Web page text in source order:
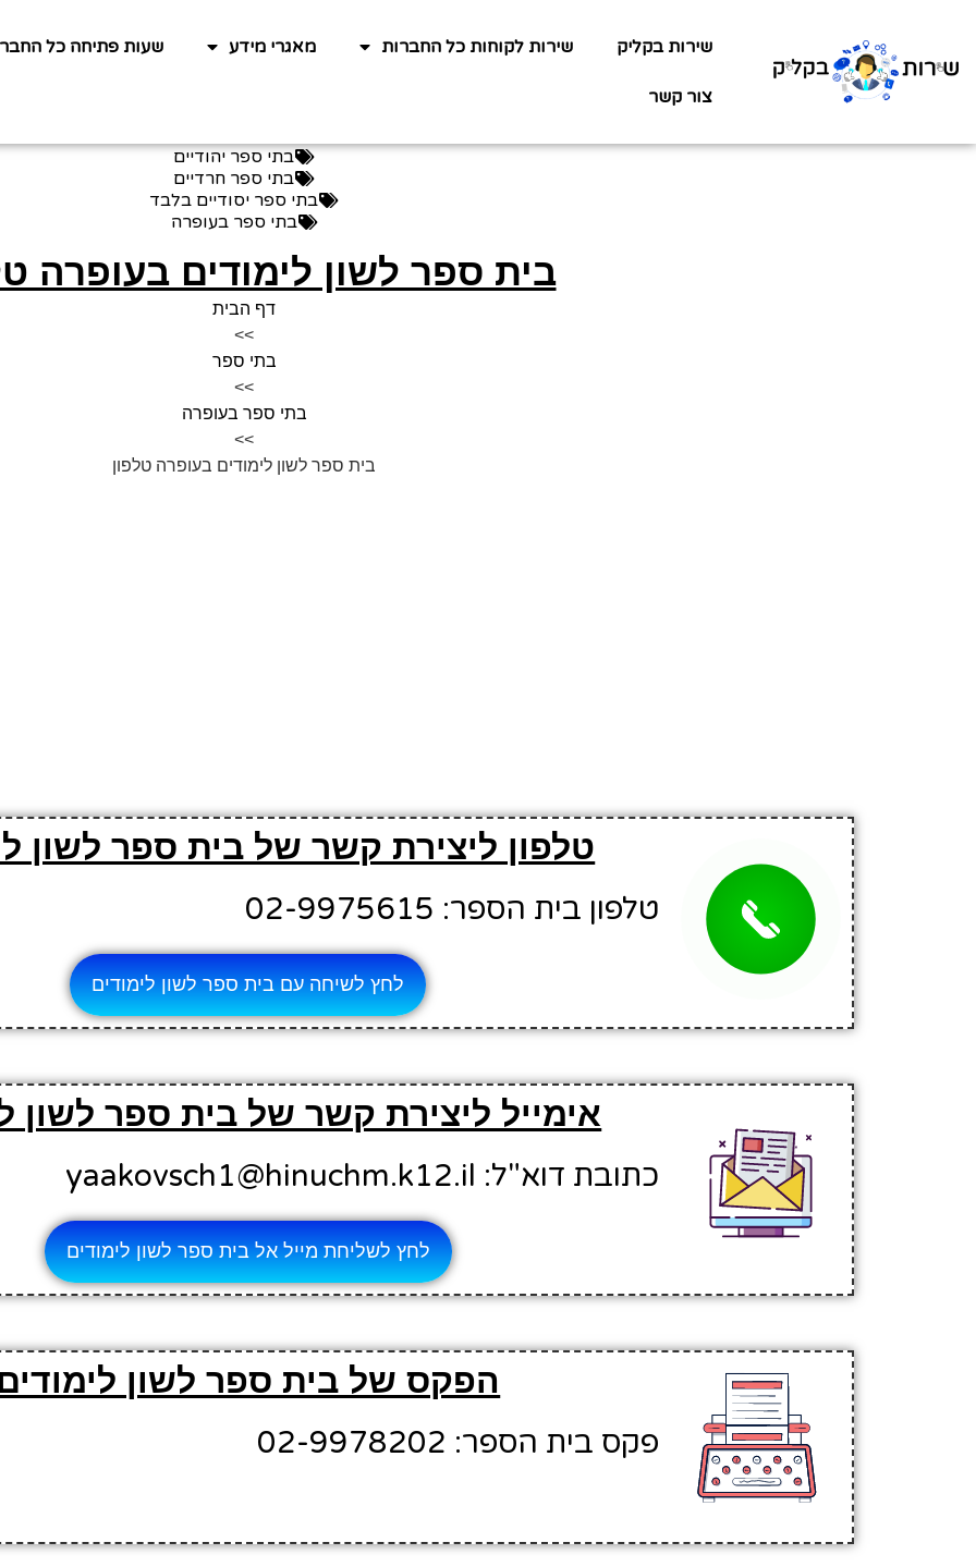
שירות בקליק שירות לקוחות כל החברות מאגרי מידע שעות פתיחה כל
צור קשר
בתי ספר יהודיים
בתי ספר חרדיים
בתי ספר יסודיים בלבד
בתי ספר בעופרה
בית ספר לשון לימודים בעופרה
דף הבית
>>
בתי ספר
>>
בתי ספר בעופרה
>>
בית ספר לשון לימודים בעופרה טלפון
טלפון ליצירת קשר של בית ספר לשון
טלפון בית הספר: 02-9975615
לחץ לשיחה עם בית ספר לשון לימודים
אימייל ליצירת קשר של בית ספר לשון
כתובת דוא"ל: yaakovsch1@hinuchm.k12.il
לחץ לשליחת מייל אל בית ספר לשון לימודים
הפקס של בית ספר לשון
פקס בית הספר: 02-9978202